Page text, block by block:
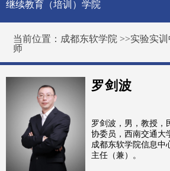
继续教育（培训）学院
当前位置： 成都东软学院 >>实验实
师
罗剑波
罗剑波，男，教授，
协委员，西南交通大
成都东软学院信息中
主任（兼）。